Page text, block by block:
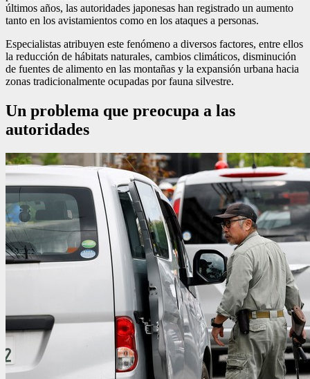
últimos años, las autoridades japonesas han registrado un aumento
tanto en los avistamientos como en los ataques a personas.
Especialistas atribuyen este fenómeno a diversos factores, entre ellos
la reducción de hábitats naturales, cambios climáticos, disminución
de fuentes de alimento en las montañas y la expansión urbana hacia
zonas tradicionalmente ocupadas por fauna silvestre.
Un problema que preocupa a las
autoridades